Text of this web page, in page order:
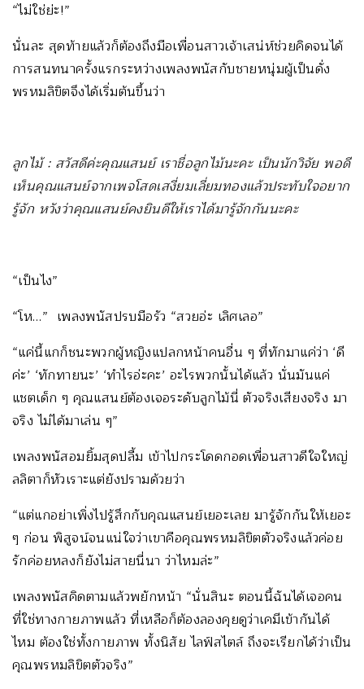
“ไม่ใช่ย่ะ!”
นั่นละ สุดท้ายแล้วก็ต้องถึงมือเพื่อนสาวเจ้าเสน่ห์ช่วยคิดจนได้
การสนทนาครั้งแรกระหว่างเพลงพนัสกับชายหนุ่มผู้เป็นดั่ง
พรหมลิขิตจึงได้เริ่มต้นขึ้นว่า
ลูกไม้: สวัสดีค่ะคุณแสนย์ เราชื่อลูกไม้นะคะ เป็นนักวิจัย พอดี
เห็นคุณแสนย์จากเพจโสดเสงี่ยมเลี่ยมทองแล้วประทับใจอยาก
รู้จัก หวังว่าคุณแสนย์คงยินดีให้เราได้มารู้จักกันนะคะ
“เป็นไง”
“โห…” เพลงพนัสปรบมือรัว “สวยอ่ะ เลิศเลอ”
“แค่นี้แกก็ชนะพวกผู้หญิงแปลกหน้าคนอื่น ๆ ที่ทักมาแค่ว่า ‘ดี
ค่ะ’ ‘ทักทายนะ’ ‘ทำไรอ่ะคะ’ อะไรพวกนั้นได้แล้ว นั่นมันแค่
แชตเด็ก ๆ คุณแสนย์ต้องเจอระดับลูกไม้นี่ ตัวจริงเสียงจริง มา
จริง ไม่ได้มาเล่น ๆ”
เพลงพนัสอมยิ้มสุดปลื้ม เข้าไปกระโดดกอดเพื่อนสาวดีใจใหญ่
ลลิตาก็หัวเราะแต่ยังปรามด้วยว่า
“แต่แกอย่าเพิ่งไปรู้สึกกับคุณแสนย์เยอะเลย มารู้จักกันให้เยอะ
ๆ ก่อน พิสูจน์จนแน่ใจว่าเขาคือคุณพรหมลิขิตตัวจริงแล้วค่อย
รักค่อยหลงก็ยังไม่สายนี่นา ว่าไหมล่ะ”
เพลงพนัสคิดตามแล้วพยักหน้า “นั่นสินะ ตอนนี้ฉันได้เจอคน
ที่ใช่ทางกายภาพแล้ว ที่เหลือก็ต้องลองคุยดูว่าเคมีเข้ากันได้
ไหม ต้องใช่ทั้งกายภาพ ทั้งนิสัย ไลฟ์สไตล์ ถึงจะเรียกได้ว่าเป็น
คุณพรหมลิขิตตัวจริง”